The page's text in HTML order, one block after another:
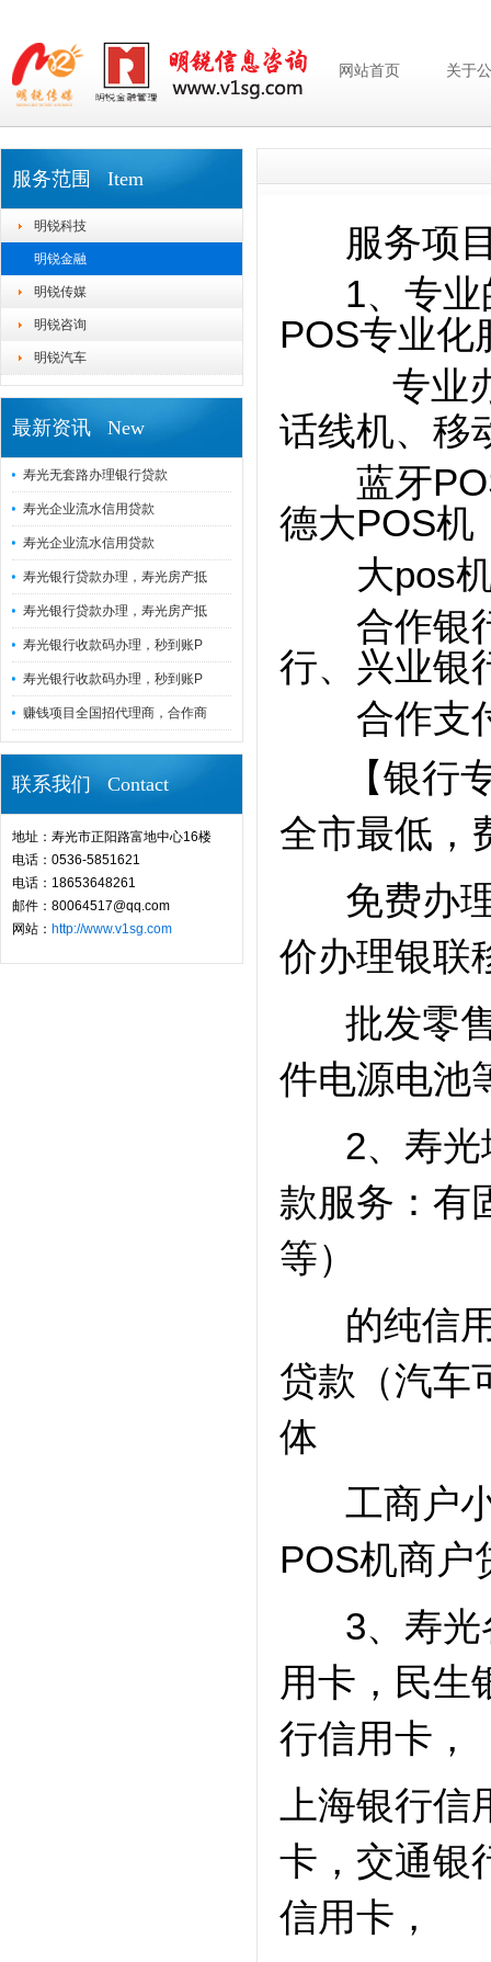
网站首页 关于
服务范围 Item
明锐科技
明锐金融
明锐传媒
明锐咨询
明锐汽车
最新资讯 New
寿光无套路办理银行贷款
寿光企业流水信用贷款
寿光企业流水信用贷款
寿光银行贷款办理，寿光房产抵
寿光银行贷款办理，寿光房产抵
寿光银行收款码办理，秒到账P
寿光银行收款码办理，秒到账P
赚钱项目全国招代理商，合作商
联系我们 Contact
地址：寿光市正阳路富地中心16楼
电话：0536-5851621
电话：18653648261
邮件：80064517@qq.com
网站： http://www.v1sg.com
服务项
1、专业
POS专业化
专业
话线机、移
蓝牙POS
德大POS机
大pos机
合作银行
行、兴业银
合作支付
【银行
全市最低，
免费办理
价办理银联
批发零售
件电源电池
2、寿
款服务：有
等）
的纯信用
贷款（汽车
体
工商户小
POS机商户
3、寿光
用卡，民生
行信用卡，
上海银行
卡，交通银
信用卡，